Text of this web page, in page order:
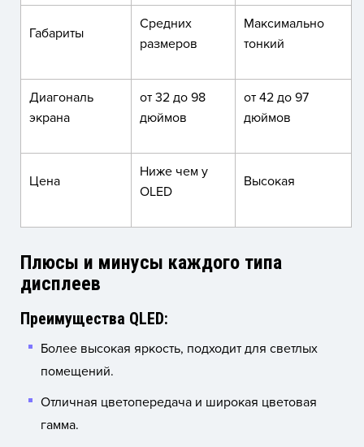
Габариты
Средних
размеров
Максимально
тонкий
Диагональ
экрана
от 32 до 98
дюймов
от 42 до 97
дюймов
Цена
Ниже чем у
OLED
Высокая
Плюсы и минусы каждого типа
дисплеев
Преимущества QLED:
Более высокая яркость, подходит для светлых
помещений.
Отличная цветопередача и широкая цветовая
гамма.